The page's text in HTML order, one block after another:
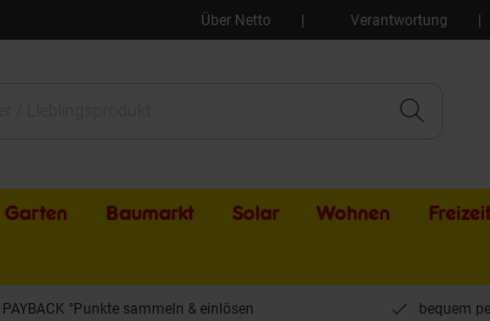
Über Netto Verantwortung
Garten Baumarkt Solar Wohnen Freizeit
PAYBACK °Punkte sammeln & einlösen bequem